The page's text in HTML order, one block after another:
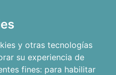
y otras tecnologías
su experiencia de
fines: para habilitar